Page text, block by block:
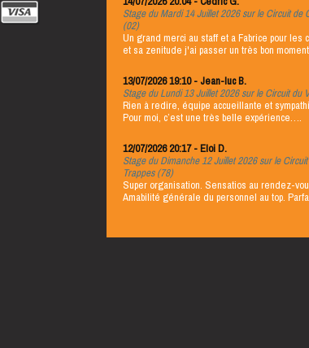
Stage du Mardi 14 Juillet 2026 sur le Circuit de
(02)
Un grand merci au staff et a Fabrice pour les
et sa zenitude j'ai passer un très bon moment
13/07/2026 19:10 - Jean-luc B.
Stage du Lundi 13 Juillet 2026 sur le Circuit du
Rien à redire, équipe accueillante et
Pour moi, c’est une très belle expérience….
12/07/2026 20:17 - Eloi D.
Stage du Dimanche 12 Juillet 2026 sur le
Trappes (78)
Super organisation. Sensatios au rendez-
Amabilité générale du personnel au top.